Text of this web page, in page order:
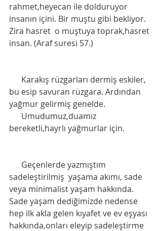
rahmet,heyecan ile dolduruyor
insanın içini. Bir muştu gibi bekliyor.
Zira hasret  o muştuya toprak,hasret
insan. (Araf suresi 57.)
bu esip savuran rüzgara. Ardından
yağmur gelirmiş genelde.
bereketli,hayrlı yağmurlar için.
sadeleştirilmiş  yaşama akımı, sade
veya minimalist yaşam hakkında.
Sade yaşam dediğimizde nedense
hep ilk akla gelen kıyafet ve ev eşyası
hakkında,onları eleyip sadeleştirme